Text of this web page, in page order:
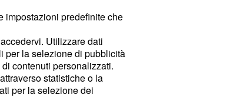
impostazioni predefinite che
Utilizzare dati
per la selezione di pubblicità
contenuti personalizzati.
statistiche o la
per la selezione dei